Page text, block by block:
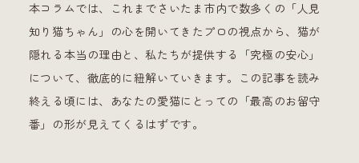
本コラムでは、これまでさいたま市内で数多くの「人見
知り猫ちゃん」の心を開いてきたプロの視点から、猫が
隠れる本当の理由と、私たちが提供する「究極の安心」
について、徹底的に紐解いていきます。この記事を読み
終える頃には、あなたの愛猫にとっての「最高のお留守
番」の形が見えてくるはずです。